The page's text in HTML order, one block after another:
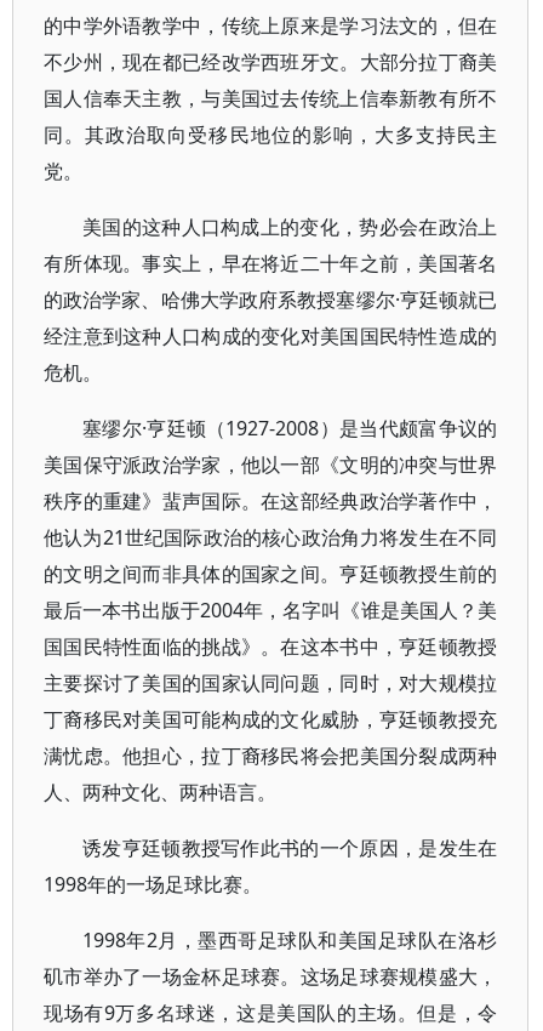
的中学外语教学中，传统上原来是学习法文的，但在
不少州，现在都已经改学西班牙文。大部分拉丁裔美
国人信奉天主教，与美国过去传统上信奉新教有所不
同。其政治取向受移民地位的影响，大多支持民主
党。
美国的这种人口构成上的变化，势必会在政治上
有所体现。事实上，早在将近二十年之前，美国著名
的政治学家、哈佛大学政府系教授塞缪尔·亨廷顿就已
经注意到这种人口构成的变化对美国国民特性造成的
危机。
塞缪尔·亨廷顿（1927-2008）是当代颇富争议的
美国保守派政治学家，他以一部《文明的冲突与世界
秩序的重建》蜚声国际。在这部经典政治学著作中，
他认为21世纪国际政治的核心政治角力将发生在不同
的文明之间而非具体的国家之间。亨廷顿教授生前的
最后一本书出版于2004年，名字叫《谁是美国人？美
国国民特性面临的挑战》。在这本书中，亨廷顿教授
主要探讨了美国的国家认同问题，同时，对大规模拉
丁裔移民对美国可能构成的文化威胁，亨廷顿教授充
满忧虑。他担心，拉丁裔移民将会把美国分裂成两种
人、两种文化、两种语言。
诱发亨廷顿教授写作此书的一个原因，是发生在
1998年的一场足球比赛。
1998年2月，墨西哥足球队和美国足球队在洛杉
矶市举办了一场金杯足球赛。这场足球赛规模盛大，
现场有9万多名球迷，这是美国队的主场。但是，令